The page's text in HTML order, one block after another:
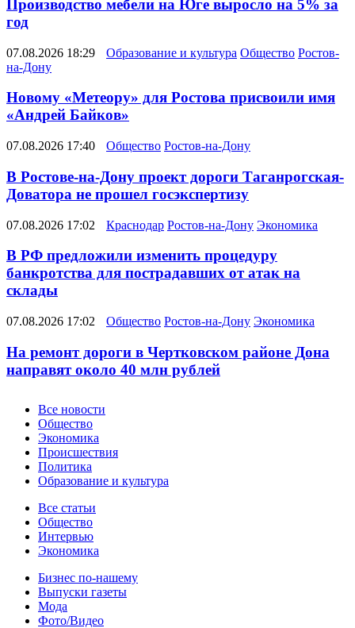
Производство мебели на Юге выросло на 5% за
год
07.08.2026 18:29 Образование и культура Общество Ростов-
на-Дону
Новому «Метеору» для Ростова присвоили имя
«Андрей Байков»
07.08.2026 17:40 Общество Ростов-на-Дону
В Ростове-на-Дону проект дороги Таганрогская-
Доватора не прошел госэкспертизу
07.08.2026 17:02 Краснодар Ростов-на-Дону Экономика
В РФ предложили изменить процедуру
банкротства для пострадавших от атак на
склады
07.08.2026 17:02 Общество Ростов-на-Дону Экономика
На ремонт дороги в Чертковском районе Дона
направят около 40 млн рублей
Новости
Все новости
Общество
Экономика
Происшествия
Политика
Образование и культура
Статьи
Все статьи
Общество
Интервью
Экономика
Разное
Бизнес по-нашему
Выпуски газеты
Мода
Фото/Видео